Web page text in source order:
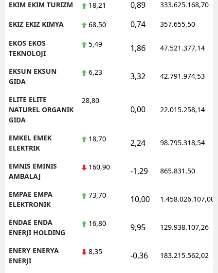
EKIM EKIM TURIZM 18,21 0,89 333.625.168,70
EKIZ EKIZ KIMYA 68,50 0,74 357.655,50
EKOS EKOS
TEKNOLOJI
5,49 1,86 47.521.377,14
EKSUN EKSUN
GIDA
6,23 3,32 42.791.974,53
ELITE ELITE
NATUREL ORGANIK
GIDA
28,80
0,00 22.015.258,14
EMKEL EMEK
ELEKTRIK
18,70 2,24 98.795.318,54
EMNIS EMINIS
AMBALAJ
160,90 -1,29 865.831,50
EMPAE EMPA
ELEKTRONIK
73,70 10,00 1.458.026.107,00
ENDAE ENDA
ENERJI HOLDING
16,80 9,95 129.938.107,26
ENERY ENERYA
ENERJI
8,35 -0,36 183.215.562,02